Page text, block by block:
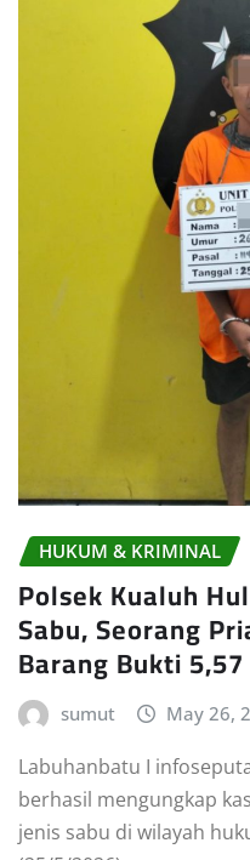
HUKUM & KRIMINAL
Polsek Kualuh
Sabu, Seorang
Barang Bukti
sumut May 26,
Labuhanbatu I
berhasil mengungkap
jenis sabu di wilayah